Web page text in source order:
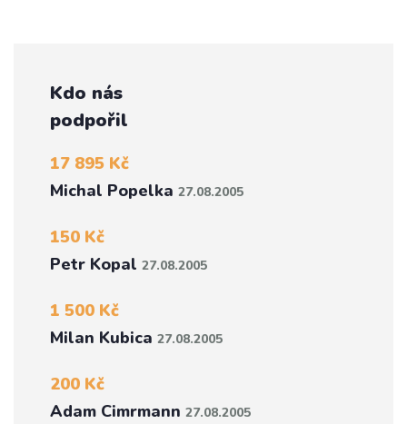
Kdo nás
podpořil
17 895 Kč
Michal Popelka 27.08.2005
150 Kč
Petr Kopal 27.08.2005
1 500 Kč
Milan Kubica 27.08.2005
200 Kč
Adam Cimrmann 27.08.2005